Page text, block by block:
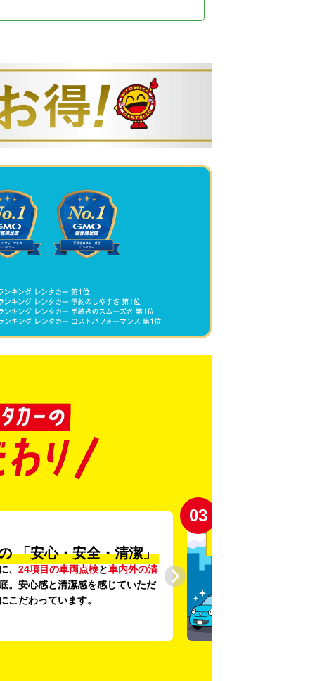
「安心・安全・清潔」
、 24項目の車両点検と車内外の清
。安心感と清潔感を感じていただ
こだわっています。
03